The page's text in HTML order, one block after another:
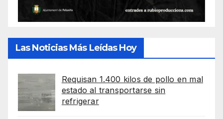
Las Noticias Más Leídas Hoy
Requisan 1.400 kilos de pollo en mal
estado al transportarse sin
refrigerar